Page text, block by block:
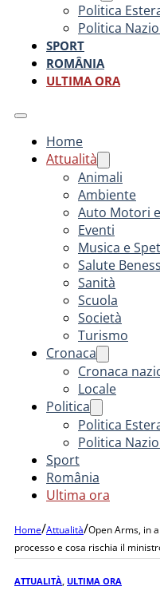
Politica
Politica
SPORT
ROMÂNIA
ULTIMA ORA
Home
Attualità
Animali
Ambiente
Auto Motori
Eventi
Musica e
Salute
Sanità
Scuola
Società
Turismo
Cronaca
Cronaca
Locale
Politica
Politica
Politica
Sport
România
Ultima ora
Home/Attualità/Open Arms, in
processo e cosa rischia il
ATTUALITÀ ULTIMA ORA